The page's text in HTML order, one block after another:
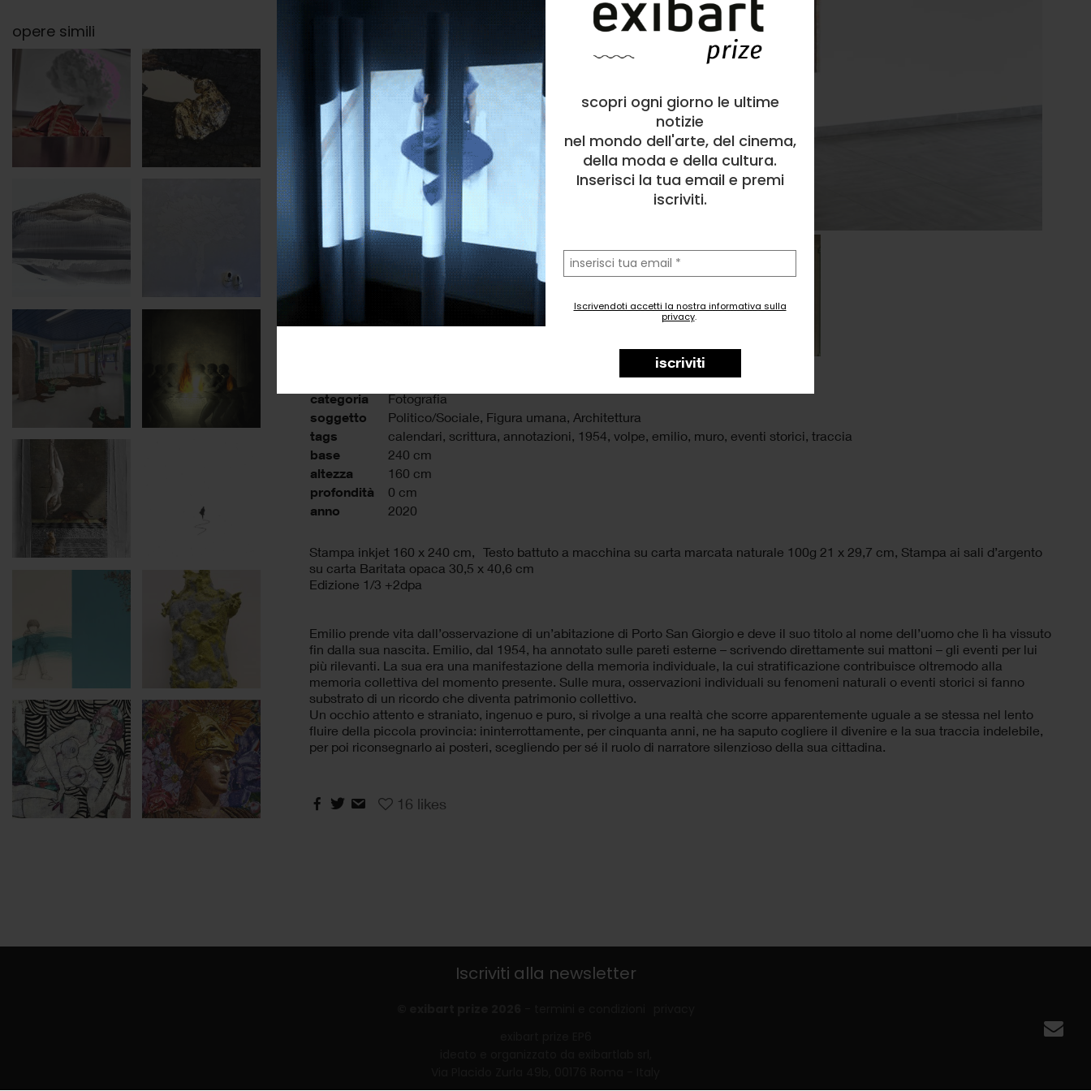
scopri ogni giorno le ultime
notizie
nel mondo dell'arte, del cinema,
della moda e della cultura.
Inserisci la tua email e premi
iscriviti.
la
tua
email
Iscrivendoti accetti la nostra informativa sulla
privacy.
iscriviti
categoria Fotografia
soggetto Politico/Sociale, Figura umana, Architettura
tags calendari, scrittura, annotazioni, 1954, volpe, emilio, muro, eventi storici, traccia
base 240 cm
altezza 160 cm
profondità 0 cm
anno 2020
Stampa inkjet 160 x 240 cm, Testo battuto a macchina su carta marcata naturale 100g 21 x 29,7 cm, Stampa ai sali d’argento
su carta Baritata opaca 30,5 x 40,6 cm
Edizione 1/3 +2dpa
Emilio prende vita dall’osservazione di un’abitazione di Porto San Giorgio e deve il suo titolo al nome dell’uomo che lì ha vissuto
fin dalla sua nascita. Emilio, dal 1954, ha annotato sulle pareti esterne – scrivendo direttamente sui mattoni – gli eventi per lui
più rilevanti. La sua era una manifestazione della memoria individuale, la cui stratificazione contribuisce oltremodo alla
memoria collettiva del momento presente. Sulle mura, osservazioni individuali su fenomeni naturali o eventi storici si fanno
substrato di un ricordo che diventa patrimonio collettivo.
Un occhio attento e straniato, ingenuo e puro, si rivolge a una realtà che scorre apparentemente uguale a se stessa nel lento
fluire della piccola provincia: ininterrottamente, per cinquanta anni, ne ha saputo cogliere il divenire e la sua traccia indelebile,
per poi riconsegnarlo ai posteri, scegliendo per sé il ruolo di narratore silenzioso della sua cittadina.
16 likes
opere simili
Iscriviti alla newsletter